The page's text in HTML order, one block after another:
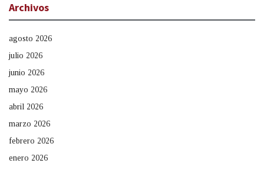
Archivos
agosto 2026
julio 2026
junio 2026
mayo 2026
abril 2026
marzo 2026
febrero 2026
enero 2026